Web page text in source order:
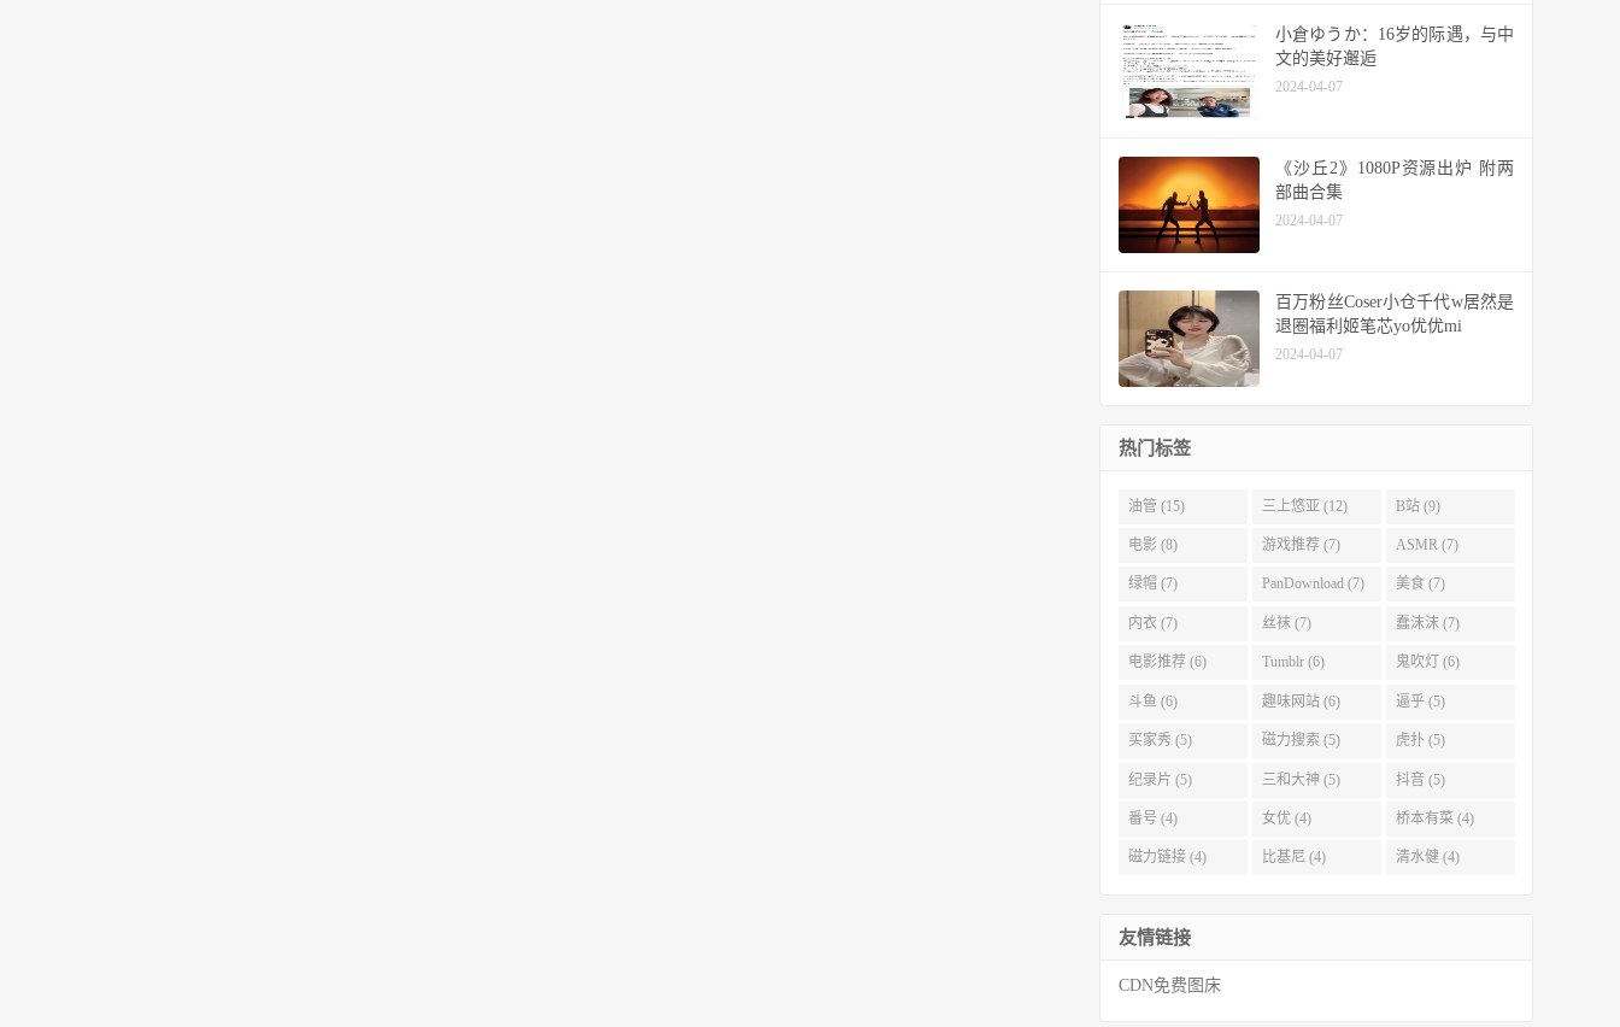
小倉ゆうか：16岁的际遇，与中
文的美好邂逅
2024-04-07
《沙丘2》1080P资源出炉 附两
部曲合集
2024-04-07
百万粉丝Coser小仓千代w居然是
退圈福利姬笔芯yo优优mi
2024-04-07
热门标签
油管 (15) 三上悠亚 (12) B站 (9)
电影 (8) 游戏推荐 (7) ASMR (7)
绿帽 (7) PanDownload (7) 美食 (7)
内衣 (7) 丝袜 (7) 蠢沫沫 (7)
电影推荐 (6) Tumblr (6) 鬼吹灯 (6)
斗鱼 (6) 趣味网站 (6) 逼乎 (5)
买家秀 (5) 磁力搜索 (5) 虎扑 (5)
纪录片 (5) 三和大神 (5) 抖音 (5)
番号 (4) 女优 (4) 桥本有菜 (4)
磁力链接 (4) 比基尼 (4) 清水健 (4)
友情链接
CDN免费图床